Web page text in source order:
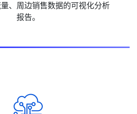
、周边销售数据的可视化分析
报告。